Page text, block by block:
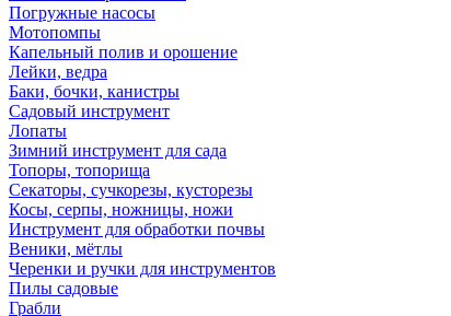
Погружные насосы
Мотопомпы
Капельный полив и орошение
Лейки, ведра
Баки, бочки, канистры
Садовый инструмент
Лопаты
Зимний инструмент для сада
Топоры, топорища
Секаторы, сучкорезы, кусторезы
Косы, серпы, ножницы, ножи
Инструмент для обработки почвы
Веники, мётлы
Черенки и ручки для инструментов
Пилы садовые
Грабли